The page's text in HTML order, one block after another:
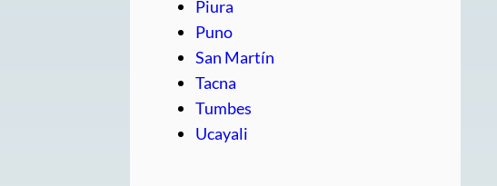
Piura
Puno
San Martín
Tacna
Tumbes
Ucayali